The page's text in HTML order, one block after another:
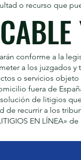
o recurso que
conforme a la
a los
o servicios
fuera de
de litigios
de recurrir a los
EN LÍNEA»